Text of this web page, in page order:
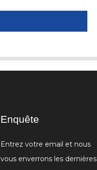
Enquête
Entrez votre email et nous
vous enverrons les dernières